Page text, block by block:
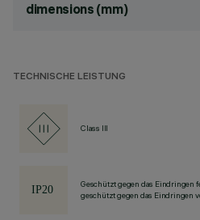
dimensions (mm)
TECHNISCHE LEISTUNG
Class III
Geschützt gegen das Eindringen
geschützt gegen das Eindringen